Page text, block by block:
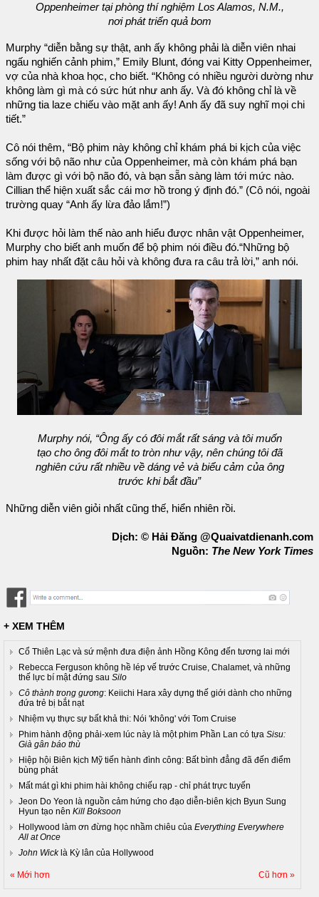
Oppenheimer tại phòng thí nghiệm Los Alamos, N.M.,
nơi phát triển quả bom
Murphy “diễn bằng sự thật, anh ấy không phải là diễn viên nhai
ngấu nghiến cảnh phim,” Emily Blunt, đóng vai Kitty Oppenheimer,
vợ của nhà khoa học, cho biết. “Không có nhiều người dường như
không làm gì mà có sức hút như anh ấy. Và đó không chỉ là về
những tia laze chiếu vào mặt anh ấy! Anh ấy đã suy nghĩ mọi chi
tiết.”
Cô nói thêm, “Bộ phim này không chỉ khám phá bi kịch của việc
sống với bộ não như của Oppenheimer, mà còn khám phá bạn
làm được gì với bộ não đó, và bạn sẵn sàng làm tới mức nào.
Cillian thể hiện xuất sắc cái mơ hồ trong ý định đó.” (Cô nói, ngoài
trường quay “Anh ấy lừa đảo lắm!”)
Khi được hỏi làm thế nào anh hiểu được nhân vật Oppenheimer,
Murphy cho biết anh muốn để bộ phim nói điều đó.“Những bộ
phim hay nhất đặt câu hỏi và không đưa ra câu trả lời,” anh nói.
Murphy nói, “Ông ấy có đôi mắt rất sáng và tôi muốn
tạo cho ông đôi mắt to tròn như vậy, nên chúng tôi đã
nghiên cứu rất nhiều về dáng vẻ và biểu cảm của ông
trước khi bắt đầu”
Những diễn viên giỏi nhất cũng thế, hiển nhiên rồi.
Dịch: © Hải Đăng @Quaivatdienanh.com
Nguồn: The New York Times
+ XEM THÊM
Cổ Thiên Lạc và sứ mệnh đưa điện ảnh Hồng Kông đến tương lai mới
Rebecca Ferguson không hề lép vế trước Cruise, Chalamet, và những
thế lực bí mật đứng sau Silo
Cô thành trong gương: Keiichi Hara xây dựng thế giới dành cho những
đứa trẻ bị bắt nạt
Nhiệm vụ thực sự bất khả thi: Nói 'không' với Tom Cruise
Phim hành động phải-xem lúc này là một phim Phần Lan có tựa Sisu:
Già gân báo thù
Hiệp hội Biên kịch Mỹ tiến hành đình công: Bất bình đẳng đã đến điểm
bùng phát
Mất mát gì khi phim hài không chiếu rạp - chỉ phát trực tuyến
Jeon Do Yeon là nguồn cảm hứng cho đạo diễn-biên kịch Byun Sung
Hyun tạo nên Kill Boksoon
Hollywood làm ơn đừng học nhầm chiêu của Everything Everywhere
All at Once
John Wicklà Kỳ lân của Hollywood
« Mới hơn Cũ hơn »